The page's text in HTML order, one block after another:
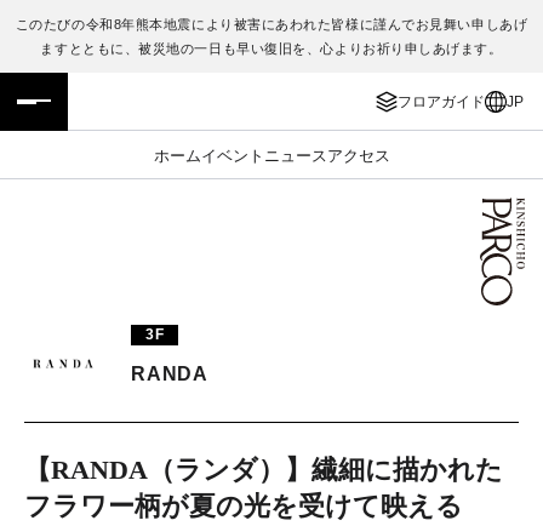
このたびの令和8年熊本地震により被害にあわれた皆様に謹んでお見舞い申しあげ
ますとともに、被災地の一日も早い復旧を、心よりお祈り申しあげます。
フロアガイド JP
ホームイベント ニュース アクセス
フロアガイド
施設案内・アクセス
TAX FREE
JP
ENGLISH
繁体字
日本語
3F
RANDA
【RANDA（ランダ）】繊細に描かれた
フラワー柄が夏の光を受けて映える